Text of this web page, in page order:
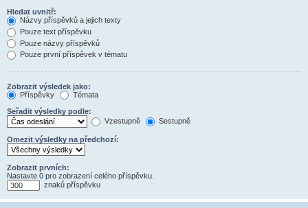
Hledat uvnitř:
Názvy příspěvků a jejich texty
Pouze text příspěvku
Pouze názvy příspěvků
Pouze první příspěvek v tématu
Zobrazit výsledek jako:
Příspěvky
Témata
Seřadit výsledky podle:
Vzestupně
Sestupně
Omezit výsledky na předchozí:
Zobrazit prvních:
Nastavte 0 pro zobrazení celého příspěvku.
znaků příspěvku